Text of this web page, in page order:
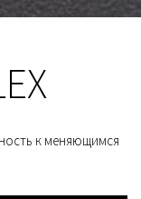
к меняющимся